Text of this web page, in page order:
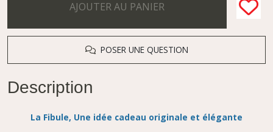
AJOUTER AU PANIER
POSER UNE QUESTION
Description
La Fibule, Une idée cadeau originale et élégante